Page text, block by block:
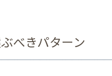
べきパターン